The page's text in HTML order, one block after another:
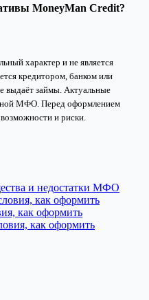
MoneyMan Credit?
характер и не является
кредитором, банком или
выдаёт займы. Актуальные
МФО. Перед оформлением
и риски.
и недостатки МФО
как оформить
как оформить
как оформить